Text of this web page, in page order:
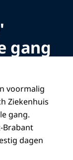
gang
voormalig
Ziekenhuis
gang.
Brabant
dagen